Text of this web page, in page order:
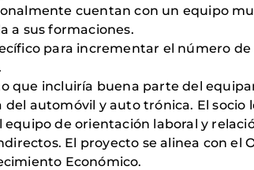
cuentan con un equipo
a sus formaciones.
para incrementar el número
que incluiría buena parte del
automóvil y auto trónica. El
de orientación laboral y
El proyecto se alinea con el
Económico.